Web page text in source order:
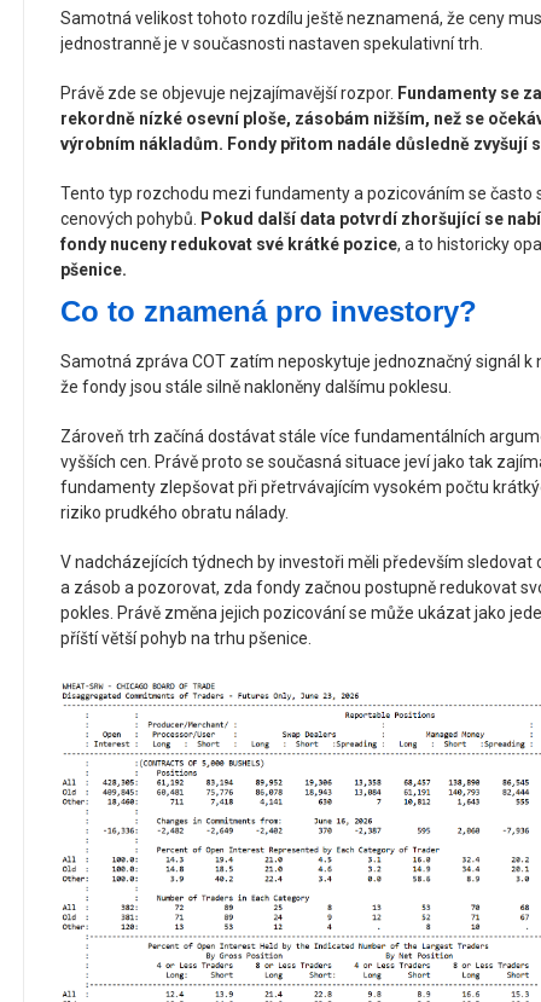
Samotná velikost tohoto rozdílu ještě neznamená, že ceny
jednostranně je v současnosti nastaven spekulativní trh.
Právě zde se objevuje nejzajímavější rozpor. Fundamenty se
rekordně nízké osevní ploše, zásobám nižším, než se
výrobním nákladům. Fondy přitom nadále důsledně zvyšují
Tento typ rozchodu mezi fundamenty a pozicováním se často
cenových pohybů.
Pokud další data potvrdí zhoršující se
fondy nuceny redukovat své krátké pozice, a to historicky
pšenice.
Co to znamená pro investory?
Samotná zpráva COT zatím neposkytuje jednoznačný signál k
že fondy jsou stále silně nakloněny dalšímu poklesu.
Zároveň trh začíná dostávat stále více fundamentálních
vyšších cen. Právě proto se současná situace jeví jako tak
fundamenty zlepšovat při přetrvávajícím vysokém počtu
riziko prudkého obratu nálady.
V nadcházejících týdnech by investoři měli především sledovat
a zásob a pozorovat, zda fondy začnou postupně redukovat
pokles. Právě změna jejich pozicování se může ukázat jako
příští větší pohyb na trhu pšenice.